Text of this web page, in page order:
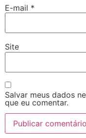
E-mail *
Site
Salvar meus dados
que eu comentar.